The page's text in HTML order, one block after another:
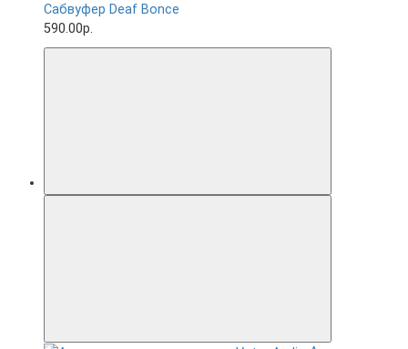
Сабвуфер Deaf Bonce
590.00р.